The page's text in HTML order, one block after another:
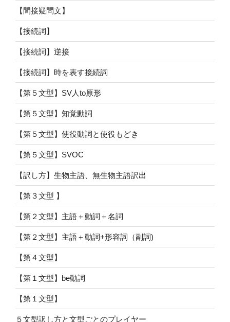
【間接疑問文】
【接続詞】
【接続詞】逆接
【接続詞】時を表す接続詞
【第５文型】SV人to原形
【第５文型】知覚動詞
【第５文型】使役動詞と使役もどき
【第５文型】SVOC
【訳し方】生物主語、無生物主語訳出
【第３文型 】
【第２文型】主語＋動詞＋名詞
【第２文型】主語＋動詞+形容詞（副詞)
【第４文型】
【第１文型】be動詞
【第１文型】
５文型訳し方と文型ごとのプレイヤー